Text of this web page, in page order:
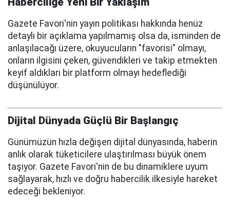
Gazete Favori'nin yayın politikası hakkında henüz
detaylı bir açıklama yapılmamış olsa da, isminden de
anlaşılacağı üzere, okuyucuların "favorisi" olmayı,
onların ilgisini çeken, güvendikleri ve takip etmekten
keyif aldıkları bir platform olmayı hedeflediği
düşünülüyor.
Dijital Dünyada Güçlü Bir Başlangıç
Günümüzün hızla değişen dijital dünyasında, haberin
anlık olarak tüketicilere ulaştırılması büyük önem
taşıyor. Gazete Favori'nin de bu dinamiklere uyum
sağlayarak, hızlı ve doğru habercilik ilkesiyle hareket
edeceği bekleniyor.